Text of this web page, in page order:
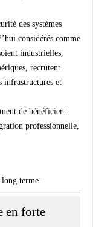
des systèmes
considérés comme
industrielles,
recrutent
infrastructures et
de bénéficier :
professionnelle,
terme.
en forte